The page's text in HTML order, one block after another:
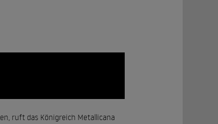
ruft das Königreich Metallicana